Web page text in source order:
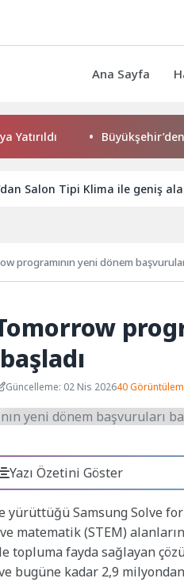
Ana Sayfa
Büyükşehir’den
Salon Tipi Klima ile geniş
programının yeni dönem
Güncelleme: 02 Nis 202640
Yazı Özetini Göster
yürüttüğü Samsung Solve
(STEM)
fayda sağlayan
bugüne kadar 2,9